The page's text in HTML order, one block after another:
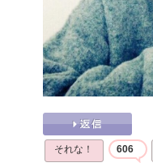
それな！ 606